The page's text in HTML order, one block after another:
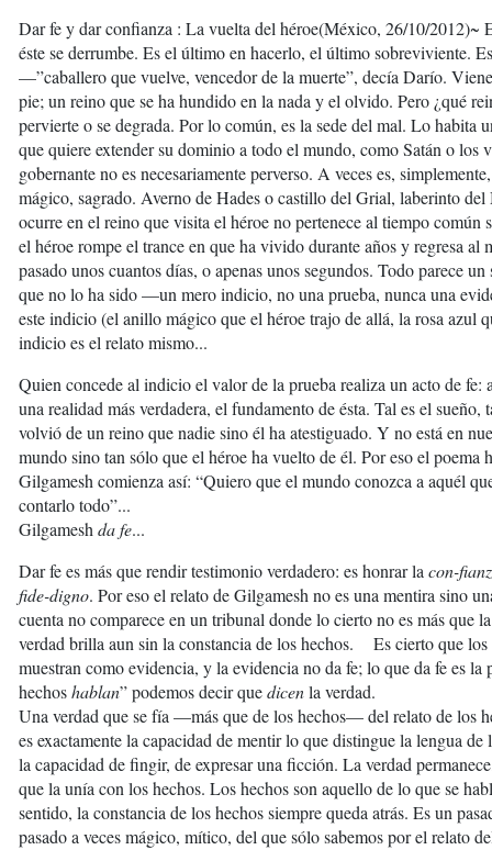
Dar fe y dar confianza : La vuelta del héroe(México, 26/10/2012)~
éste se derrumbe. Es el último en hacerlo, el último sobreviviente.
—”caballero que vuelve, vencedor de la muerte”, decía Darío.
pie; un reino que se ha hundido en la nada y el olvido. Pero ¿qué
pervierte o se degrada. Por lo común, es la sede del mal. Lo habita
que quiere extender su dominio a todo el mundo, como Satán o los
gobernante no es necesariamente perverso. A veces es,
mágico, sagrado. Averno de Hades o castillo del Grial, laberinto
ocurre en el reino que visita el héroe no pertenece al tiempo
el héroe rompe el trance en que ha vivido durante años y regresa al
pasado unos cuantos días, o apenas unos segundos. Todo parece
que no lo ha sido —un mero indicio, no una prueba, nunca una
este indicio (el anillo mágico que el héroe trajo de allá, la rosa azul
indicio es el relato mismo...
Quien concede al indicio el valor de la prueba realiza un acto de
una realidad más verdadera, el fundamento de ésta. Tal es el
volvió de un reino que nadie sino él ha atestiguado. Y no está en
mundo sino tan sólo que el héroe ha vuelto de él. Por eso el poema
Gilgamesh comienza así: “Quiero que el mundo conozca a aquél
contarlo todo”...
Gilgameshda fe...
Dar fe es más que rendir testimonio verdadero: es honrar lacon-
fide-digno. Por eso el relato de Gilgamesh no es una mentira sino
cuenta no comparece en un tribunal donde lo cierto no es más que
verdad brilla aun sin la constancia de los hechos. Es cierto que los
muestran como evidencia, y la evidencia no da fe; lo que da fe es
hechoshablan” podemos decir quedicenla verdad.
Una verdad que se fía —más que de los hechos— del relato de los
es exactamente la capacidad de mentir lo que distingue la lengua
la capacidad de fingir, de expresar una ficción. La verdad
que la unía con los hechos. Los hechos son aquello de lo que se
sentido, la constancia de los hechos siempre queda atrás. Es un
pasado a veces mágico, mítico, del que sólo sabemos por el relato